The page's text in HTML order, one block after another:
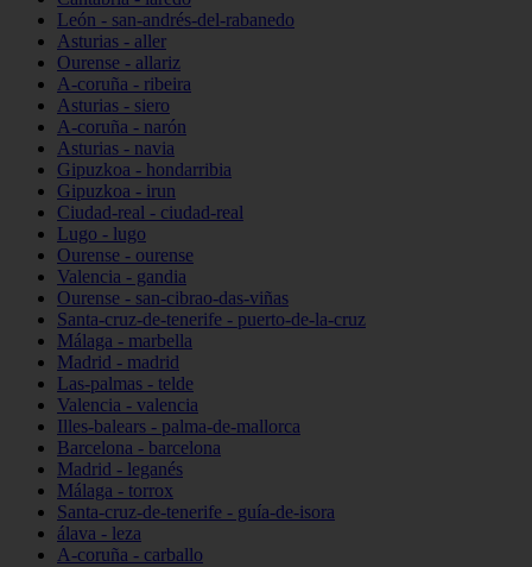
León - san-andrés-del-rabanedo
Asturias - aller
Ourense - allariz
A-coruña - ribeira
Asturias - siero
A-coruña - narón
Asturias - navia
Gipuzkoa - hondarribia
Gipuzkoa - irun
Ciudad-real - ciudad-real
Lugo - lugo
Ourense - ourense
Valencia - gandia
Ourense - san-cibrao-das-viñas
Santa-cruz-de-tenerife - puerto-de-la-cruz
Málaga - marbella
Madrid - madrid
Las-palmas - telde
Valencia - valencia
Illes-balears - palma-de-mallorca
Barcelona - barcelona
Madrid - leganés
Málaga - torrox
Santa-cruz-de-tenerife - guía-de-isora
álava - leza
A-coruña - carballo